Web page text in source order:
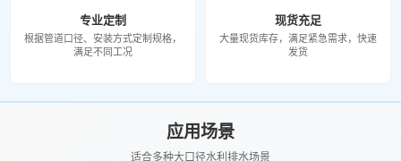
专业定制
根据管道口径、安装方式定制规格，
满足不同工况
现货充足
大量现货库存，满足紧急需求，快速
发货
应用场景
适合多种大口径水利排水场景